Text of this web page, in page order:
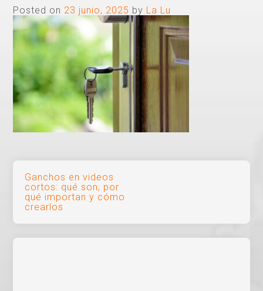
Posted on 23 junio, 2025 by La Lu
Navegación
de
entradas
Ganchos en videos
cortos: qué son, por
qué importan y cómo
crearlos